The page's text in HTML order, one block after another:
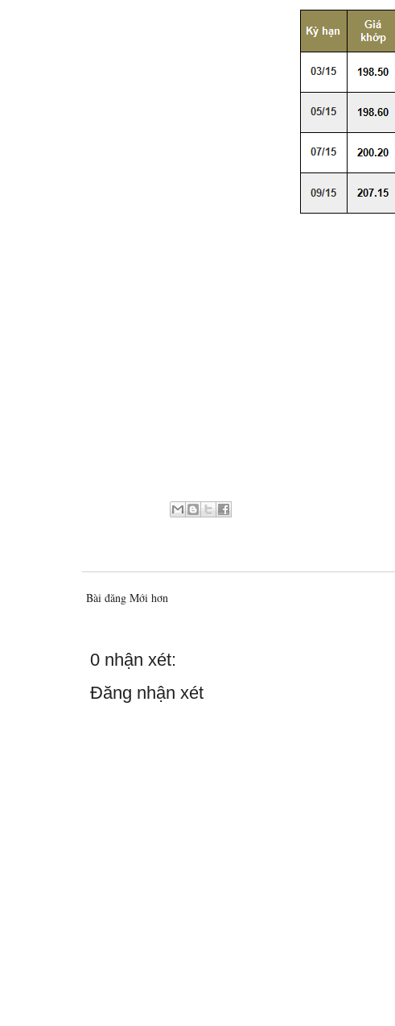
Bài đăng Mới hơn
0 nhận xét:
Đăng nhận xét